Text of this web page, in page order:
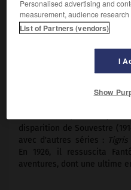
Écrivain français (Paris 1885
Introduit dans le
(1909). Tous deux
dont les
surréalistes admireront et
disparition de Souvestre
avec d'autres séries : Tigris
En 1926, il ressuscita
aventures, dont une ultime
Personalised advertising and
measurement, audience
List of Partners (vendors)
I
Show